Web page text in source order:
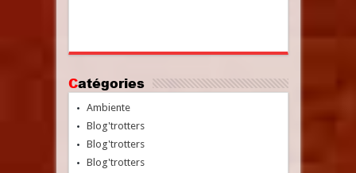
Catégories
Ambiente
Blog'trotters
Blog'trotters
Blog'trotters